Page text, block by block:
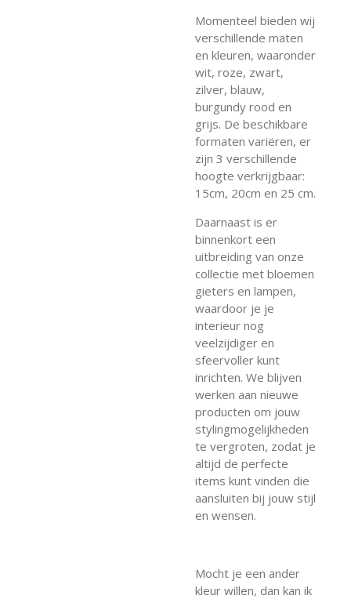
Momenteel bieden wij
verschillende maten
en kleuren, waaronder
wit, roze, zwart,
zilver, blauw,
burgundy rood en
grijs. De beschikbare
formaten variëren, er
zijn 3 verschillende
hoogte verkrijgbaar:
15cm, 20cm en 25 cm.
Daarnaast is er
binnenkort een
uitbreiding van onze
collectie met bloemen
gieters en lampen,
waardoor je je
interieur nog
veelzijdiger en
sfeervoller kunt
inrichten. We blijven
werken aan nieuwe
producten om jouw
stylingmogelijkheden
te vergroten, zodat je
altijd de perfecte
items kunt vinden die
aansluiten bij jouw stijl
en wensen.
Mocht je een ander
kleur willen, dan kan ik